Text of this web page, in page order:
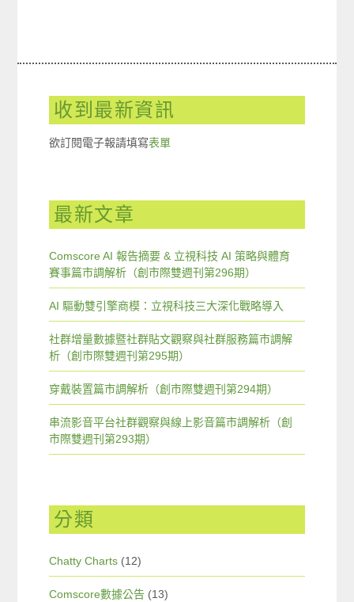
收到最新資訊
欲訂閱電子報請填寫表單
最新文章
Comscore AI 報告摘要 & 立視科技 AI 策略與體育
賽事篇市調解析（創市際雙週刊第296期）
AI 驅動雙引擎商模：立視科技三大深化戰略導入
社群增量數據暨社群貼文觀察與社群服務篇市調解
析（創市際雙週刊第295期）
穿戴裝置篇市調解析（創市際雙週刊第294期）
串流影音平台社群觀察與線上影音篇市調解析（創
市際雙週刊第293期）
分類
Chatty Charts (12)
Comscore數據公告 (13)